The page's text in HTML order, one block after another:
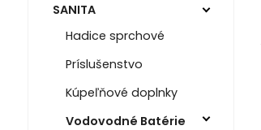
SANITA
Hadice sprchové
Príslušenstvo
Kúpeľňové doplnky
Vodovodné Batérie